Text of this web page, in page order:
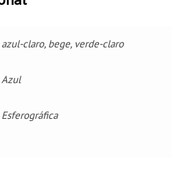
azul-claro, bege, verde-claro
Azul
Esferográfica